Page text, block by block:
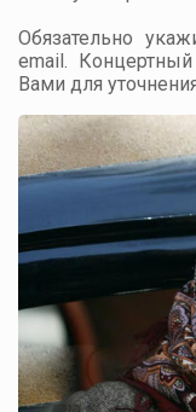
Обязательно
email.
Вами для